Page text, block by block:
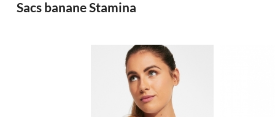
Sacs banane Stamina